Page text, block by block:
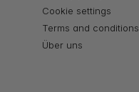
Cookie settings
Terms and conditions
Über uns